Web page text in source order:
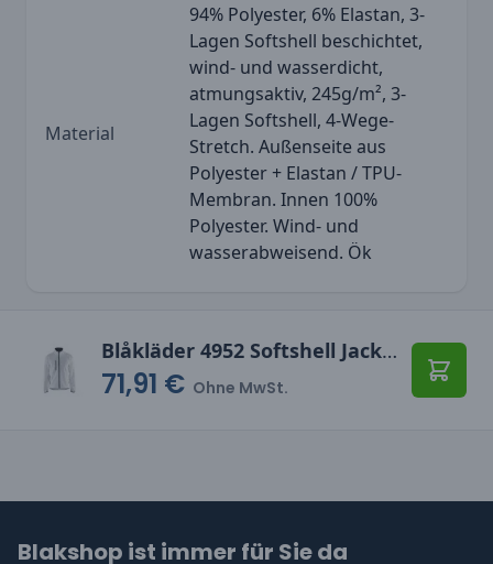
Material
94% Polyester, 6% Elastan, 3-
Lagen Softshell beschichtet,
wind- und wasserdicht,
atmungsaktiv, 245g/m², 3-
Lagen Softshell, 4-Wege-
Stretch. Außenseite aus
Polyester + Elastan / TPU-
Membran. Innen 100%
Polyester. Wind- und
wasserabweisend. Ök
Blåkläder 4952 Softshell Jacke Light
71,91 € Ohne MwSt. In
Blakshop ist immer für Sie da